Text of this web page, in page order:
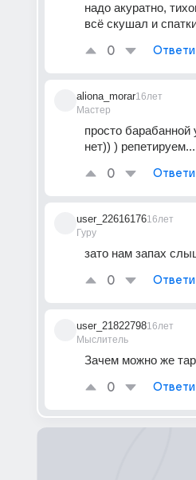
надо акуратно,
всё скушал и
0
aliona_morar
Мастер
16лет
просто барабанной
нет)) ) репетируем...
0
user_22616176
Гуру
16лет
зато нам запах
0
user_21822798
Мыслитель
16лет
Зачем можно же
0